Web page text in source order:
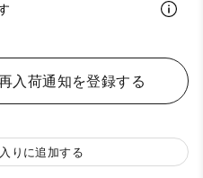
入荷通知を登録する
りに追加する